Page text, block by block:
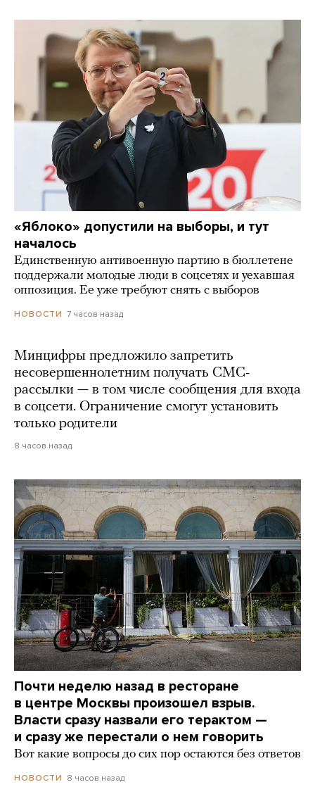
«Яблоко» допустили на выборы, и тут
началось
Единственную антивоенную партию в бюллетене
поддержали молодые люди в соцсетях и уехавшая
оппозиция. Ее уже требуют снять с выборов
НОВОСТИ 7 часов назад
Минцифры предложило запретить
несовершеннолетним получать СМС-
рассылки — в том числе сообщения для входа
в соцсети. Ограничение смогут установить
только родители
8 часов назад
Почти неделю назад в ресторане
в центре Москвы произошел взрыв.
Власти сразу назвали его терактом —
и сразу же перестали о нем говорить
Вот какие вопросы до сих пор остаются без ответов
НОВОСТИ 8 часов назад